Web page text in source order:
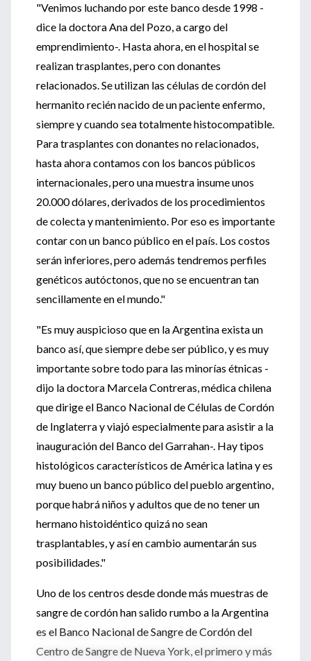
"Venimos luchando por este banco desde 1998 -
dice la doctora Ana del Pozo, a cargo del
emprendimiento-. Hasta ahora, en el hospital se
realizan trasplantes, pero con donantes
relacionados. Se utilizan las células de cordón del
hermanito recién nacido de un paciente enfermo,
siempre y cuando sea totalmente histocompatible.
Para trasplantes con donantes no relacionados,
hasta ahora contamos con los bancos públicos
internacionales, pero una muestra insume unos
20.000 dólares, derivados de los procedimientos
de colecta y mantenimiento. Por eso es importante
contar con un banco público en el país. Los costos
serán inferiores, pero además tendremos perfiles
genéticos autóctonos, que no se encuentran tan
sencillamente en el mundo."
"Es muy auspicioso que en la Argentina exista un
banco así, que siempre debe ser público, y es muy
importante sobre todo para las minorías étnicas -
dijo la doctora Marcela Contreras, médica chilena
que dirige el Banco Nacional de Células de Cordón
de Inglaterra y viajó especialmente para asistir a la
inauguración del Banco del Garrahan-. Hay tipos
histológicos característicos de América latina y es
muy bueno un banco público del pueblo argentino,
porque habrá niños y adultos que de no tener un
hermano histoidéntico quizá no sean
trasplantables, y así en cambio aumentarán sus
posibilidades."
Uno de los centros desde donde más muestras de
sangre de cordón han salido rumbo a la Argentina
es el Banco Nacional de Sangre de Cordón del
Centro de Sangre de Nueva York, el primero y más